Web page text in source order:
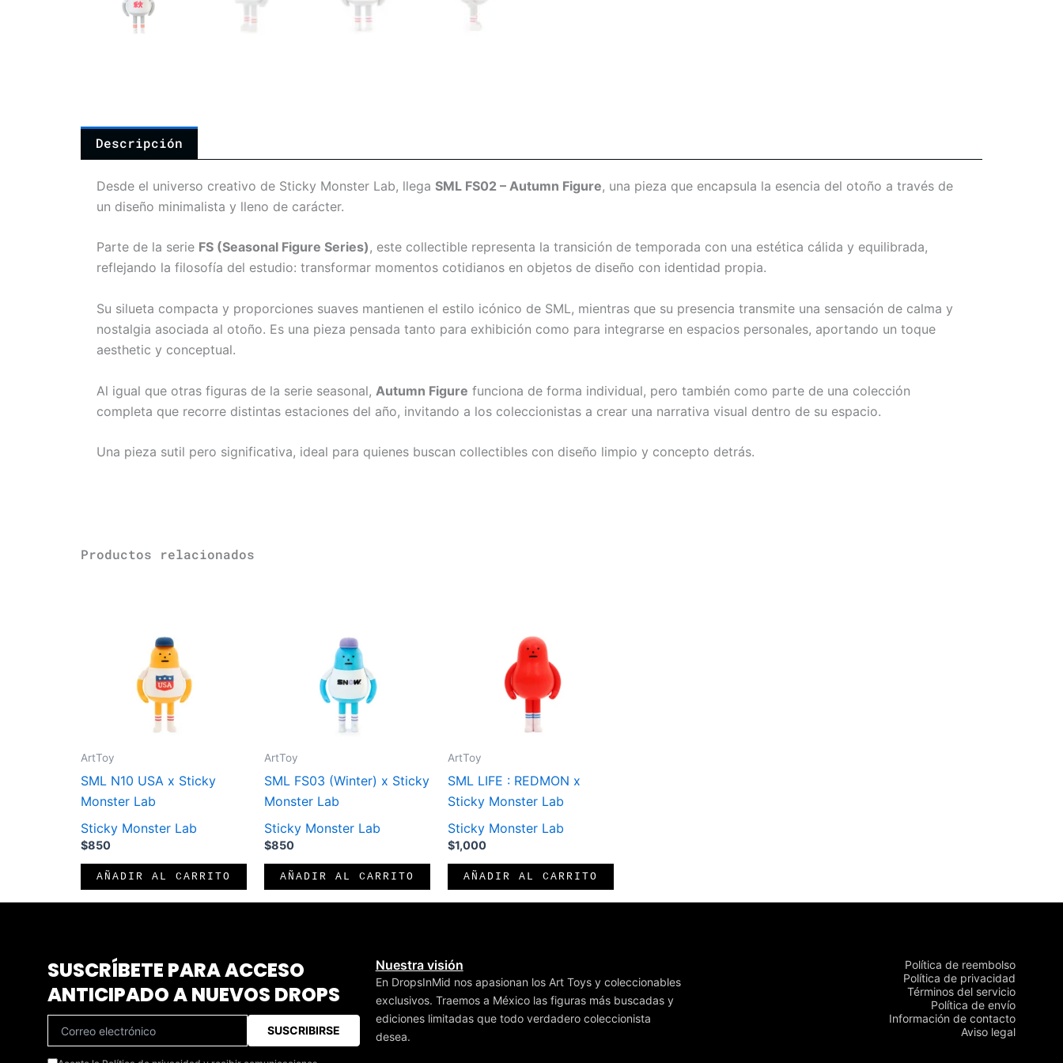
Descripción
Desde el universo creativo de Sticky Monster Lab, llega SML FS02 – Autumn Figure, una pieza que encapsula la esencia del otoño a través de
un diseño minimalista y lleno de carácter.
Parte de la serie FS (Seasonal Figure Series), este collectible representa la transición de temporada con una estética cálida y equilibrada,
reflejando la filosofía del estudio: transformar momentos cotidianos en objetos de diseño con identidad propia.
Su silueta compacta y proporciones suaves mantienen el estilo icónico de SML, mientras que su presencia transmite una sensación de calma y
nostalgia asociada al otoño. Es una pieza pensada tanto para exhibición como para integrarse en espacios personales, aportando un toque
aesthetic y conceptual.
Al igual que otras figuras de la serie seasonal, Autumn Figure funciona de forma individual, pero también como parte de una colección
completa que recorre distintas estaciones del año, invitando a los coleccionistas a crear una narrativa visual dentro de su espacio.
Una pieza sutil pero significativa, ideal para quienes buscan collectibles con diseño limpio y concepto detrás.
Productos relacionados
ArtToy
SML N10 USA x Sticky
Monster Lab
Sticky Monster Lab
$850
AÑADIR AL CARRITO
ArtToy
SML FS03 (Winter) x Sticky
Monster Lab
Sticky Monster Lab
$850
AÑADIR AL CARRITO
ArtToy
SML LIFE : REDMON x
Sticky Monster Lab
Sticky Monster Lab
$1,000
AÑADIR AL CARRITO
SUSCRÍBETE PARA ACCESO
ANTICIPADO A NUEVOS DROPS
SUSCRIBIRSE
Nuestra visión
En DropsInMid nos apasionan los Art Toys y coleccionables
exclusivos. Traemos a México las figuras más buscadas y
ediciones limitadas que todo verdadero coleccionista
desea.
Política de reembolso
Política de privacidad
Términos del servicio
Política de envío
Información de contacto
Aviso legal